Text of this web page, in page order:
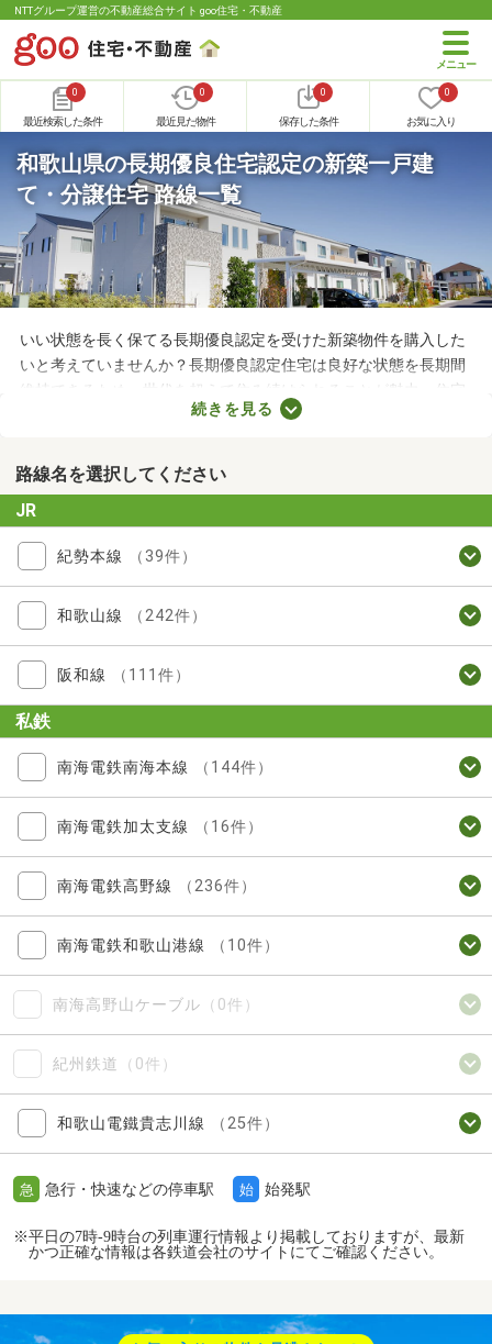
NTTグループ運営の不動産総合サイト goo住宅・不動産
0
最近検索した条件
0
最近見た物件
0
保存した条件
0
お気に入り
和歌山県の長期優良住宅認定の新築一戸建
て・分譲住宅 路線一覧
いい状態を長く保てる長期優良認定を受けた新築物件を購入した
いと考えていませんか？長期優良認定住宅は良好な状態を長期間
維持できるため、世代を超えて住み続けられることが魅力。住宅
ローン減税も適用されるので、節税効果も期待できますよ。ここ
続きを見る
路線名を選択してください
JR
紀勢本線 （39件）
和歌山線 （242件）
阪和線 （111件）
私鉄
南海電鉄南海本線 （144件）
南海電鉄加太支線 （16件）
南海電鉄高野線 （236件）
南海電鉄和歌山港線 （10件）
南海高野山ケーブル （0件）
紀州鉄道 （0件）
和歌山電鐵貴志川線 （25件）
急 急行・快速などの停車駅 始 始発駅
※平日の7時-9時台の列車運行情報より掲載しておりますが、最新
かつ正確な情報は各鉄道会社のサイトにてご確認ください。